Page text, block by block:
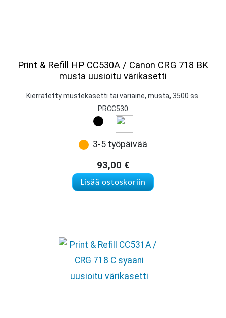
Print & Refill HP CC530A / Canon CRG 718 BK
musta uusioitu värikasetti
Kierrätetty mustekasetti tai väriaine, musta, 3500 ss.
PRCC530
3-5 työpäivää
93,00 €
Lisää ostoskoriin